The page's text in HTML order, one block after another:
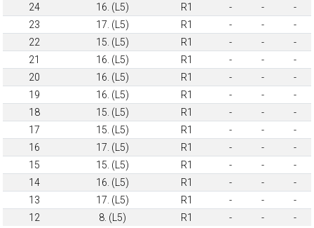
24
16. (L5) R1 - -
-
23
17. (L5) R1 - -
-
22
15. (L5) R1 - -
-
21
16. (L5) R1 - -
-
20
16. (L5) R1 - -
-
19
16. (L5) R1 - -
-
18
15. (L5) R1 - -
-
17
15. (L5) R1 - -
-
16
17. (L5) R1 - -
-
15
15. (L5) R1 - -
-
14
16. (L5) R1 - -
-
13
17. (L5) R1 - -
-
12
8. (L5) R1 - - -